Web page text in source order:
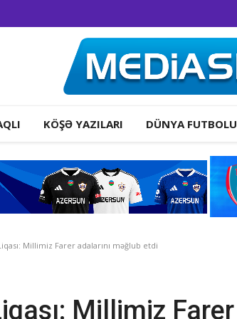
KÖŞƏ YAZILARI DÜNYA FUTBOLU
Millimiz Farer adalarını məğlub etdi
Millimiz Farer